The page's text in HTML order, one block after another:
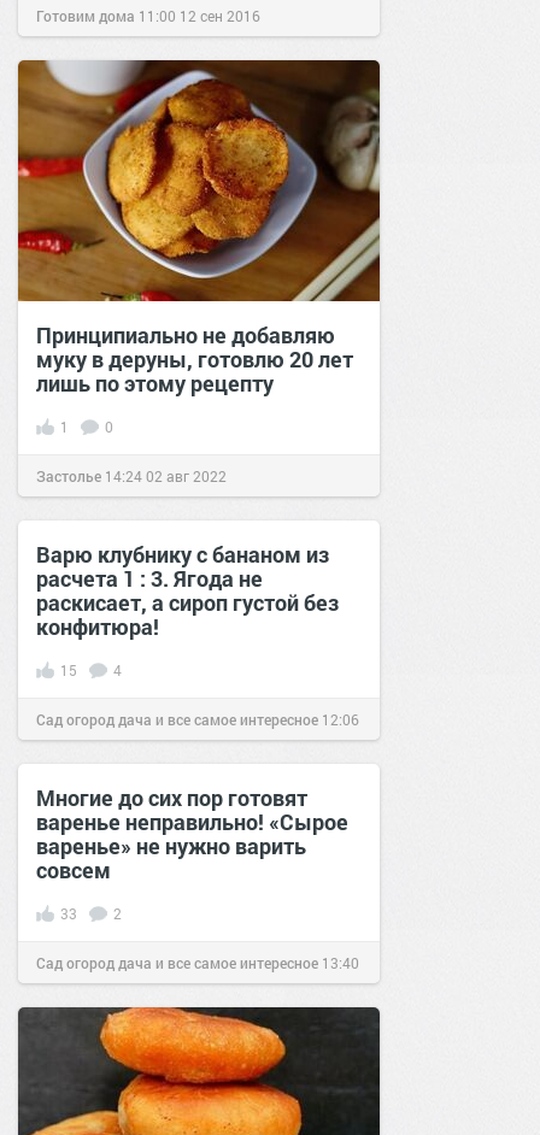
Готовим дома 11:00 12 сен 2016
Принципиально не добавляю
муку в деруны, готовлю 20 лет
лишь по этому рецепту
1 0
Застолье 14:2402 авг 2022
Варю клубнику с бананом из
расчета 1 : 3. Ягода не
раскисает, а сироп густой без
конфитюра!
15 4
Сад огород дача и все самое интересное 12:06
24 май 2019
Многие до сих пор готовят
варенье неправильно! «Сырое
варенье» не нужно варить
совсем
33 2
Сад огород дача и все самое интересное 13:40
22 мар 2018